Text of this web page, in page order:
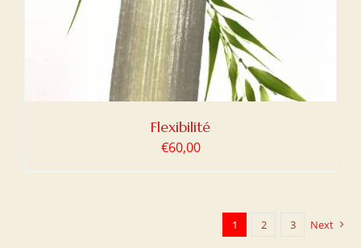
Flexibilité
€60,00
1 2 3 Next